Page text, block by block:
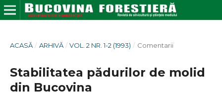
ACASĂ / ARHIVĂ / VOL. 2 NR. 1-2 (1993) / Comentarii
Stabilitatea pădurilor de molid
din Bucovina